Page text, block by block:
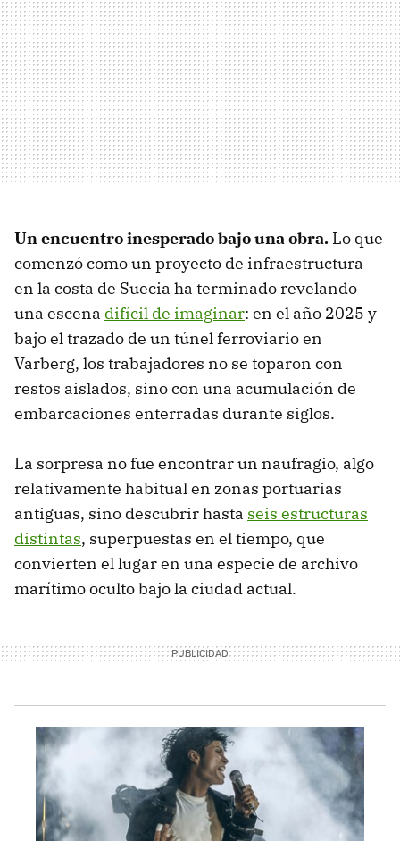
Un encuentro inesperado bajo una obra. Lo que
comenzó como un proyecto de infraestructura
en la costa de Suecia ha terminado revelando
una escena difícil de imaginar: en el año 2025 y
bajo el trazado de un túnel ferroviario en
Varberg, los trabajadores no se toparon con
restos aislados, sino con una acumulación de
embarcaciones enterradas durante siglos.
La sorpresa no fue encontrar un naufragio, algo
relativamente habitual en zonas portuarias
antiguas, sino descubrir hasta seis estructuras
distintas, superpuestas en el tiempo, que
convierten el lugar en una especie de archivo
marítimo oculto bajo la ciudad actual.